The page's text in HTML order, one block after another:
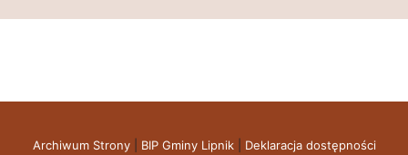
Archiwum Strony| BIP Gminy Lipnik| Deklaracja dostępności